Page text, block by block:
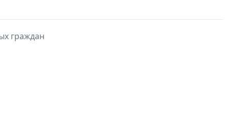
граждан